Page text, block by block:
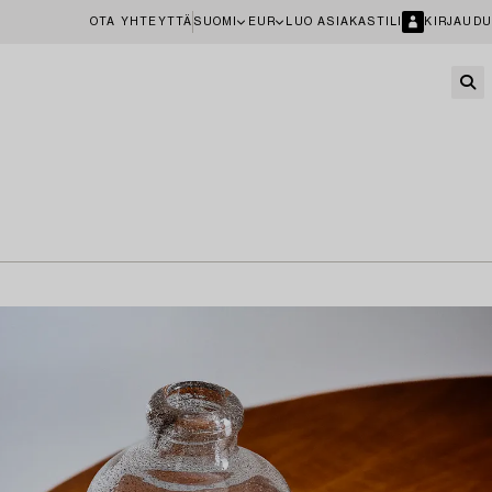
OTA YHTEYTTÄ SUOMI EUR LUO ASIAKASTILI KIRJAUDU